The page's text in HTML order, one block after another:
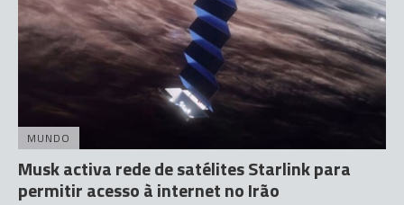
MUNDO
Musk activa rede de satélites Starlink para
permitir acesso à internet no Irão